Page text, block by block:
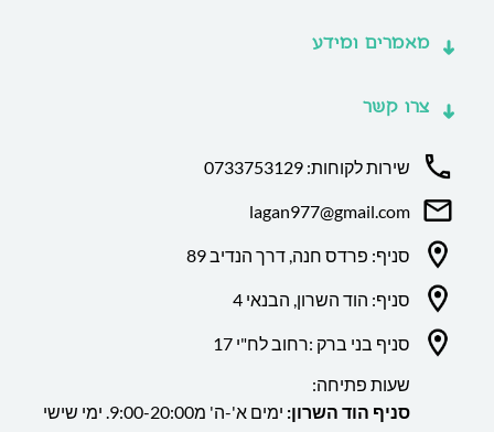
מאמרים ומידע
צרו קשר
שירות לקוחות: 0733753129
lagan977@gmail.com
סניף: פרדס חנה, דרך הנדיב 89
סניף: הוד השרון, הבנאי 4
סניף בני ברק :רחוב לח"י 17
שעות פתיחה:
סניף הוד השרון:
ימים א'-ה' מ9:00-20:00. ימי שישי